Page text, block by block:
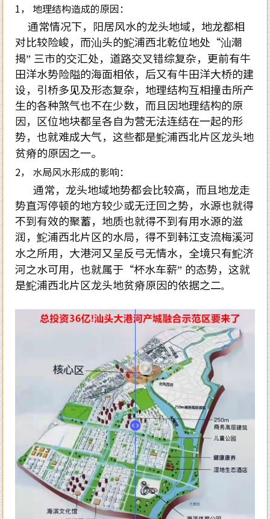
1， 地理结构造成的原因：
通常情况下，阳居风水的龙头地域，地龙都相
对比较险峻，而汕头的鮀浦西北乾位地处“汕潮
揭” 三市的交汇处，道路交叉错综复杂，更前有牛
田洋水势险隘的海面相依，后又有牛田洋大桥的建
设，引桥多见及形态复杂，地理结构互相撞击所产
生的各种煞气也不在少数，而且因地理结构的原
因，区位地块都呈各自为营无法连结在一起的形
势，也就难成大气，这些都是鮀浦西北片区龙头地
贫瘠的原因之一。
2， 水局风水形成的影响：
通常，龙头地域地势都会比较高，而且地龙走
势直泻停顿的地方较少或无迂回之势，水源也就得
不到有效的聚蓄，地质也就得不到有用水源的滋
润，鮀浦西北片区的水局，得不到韩江支流梅溪河
水之所用，大港河又呈反弓无情水，全境只有鮀济
河之水可用，也就属于“杯水车薪” 的态势，这就
是鮀浦西北片区龙头地贫瘠原因的依据之二。